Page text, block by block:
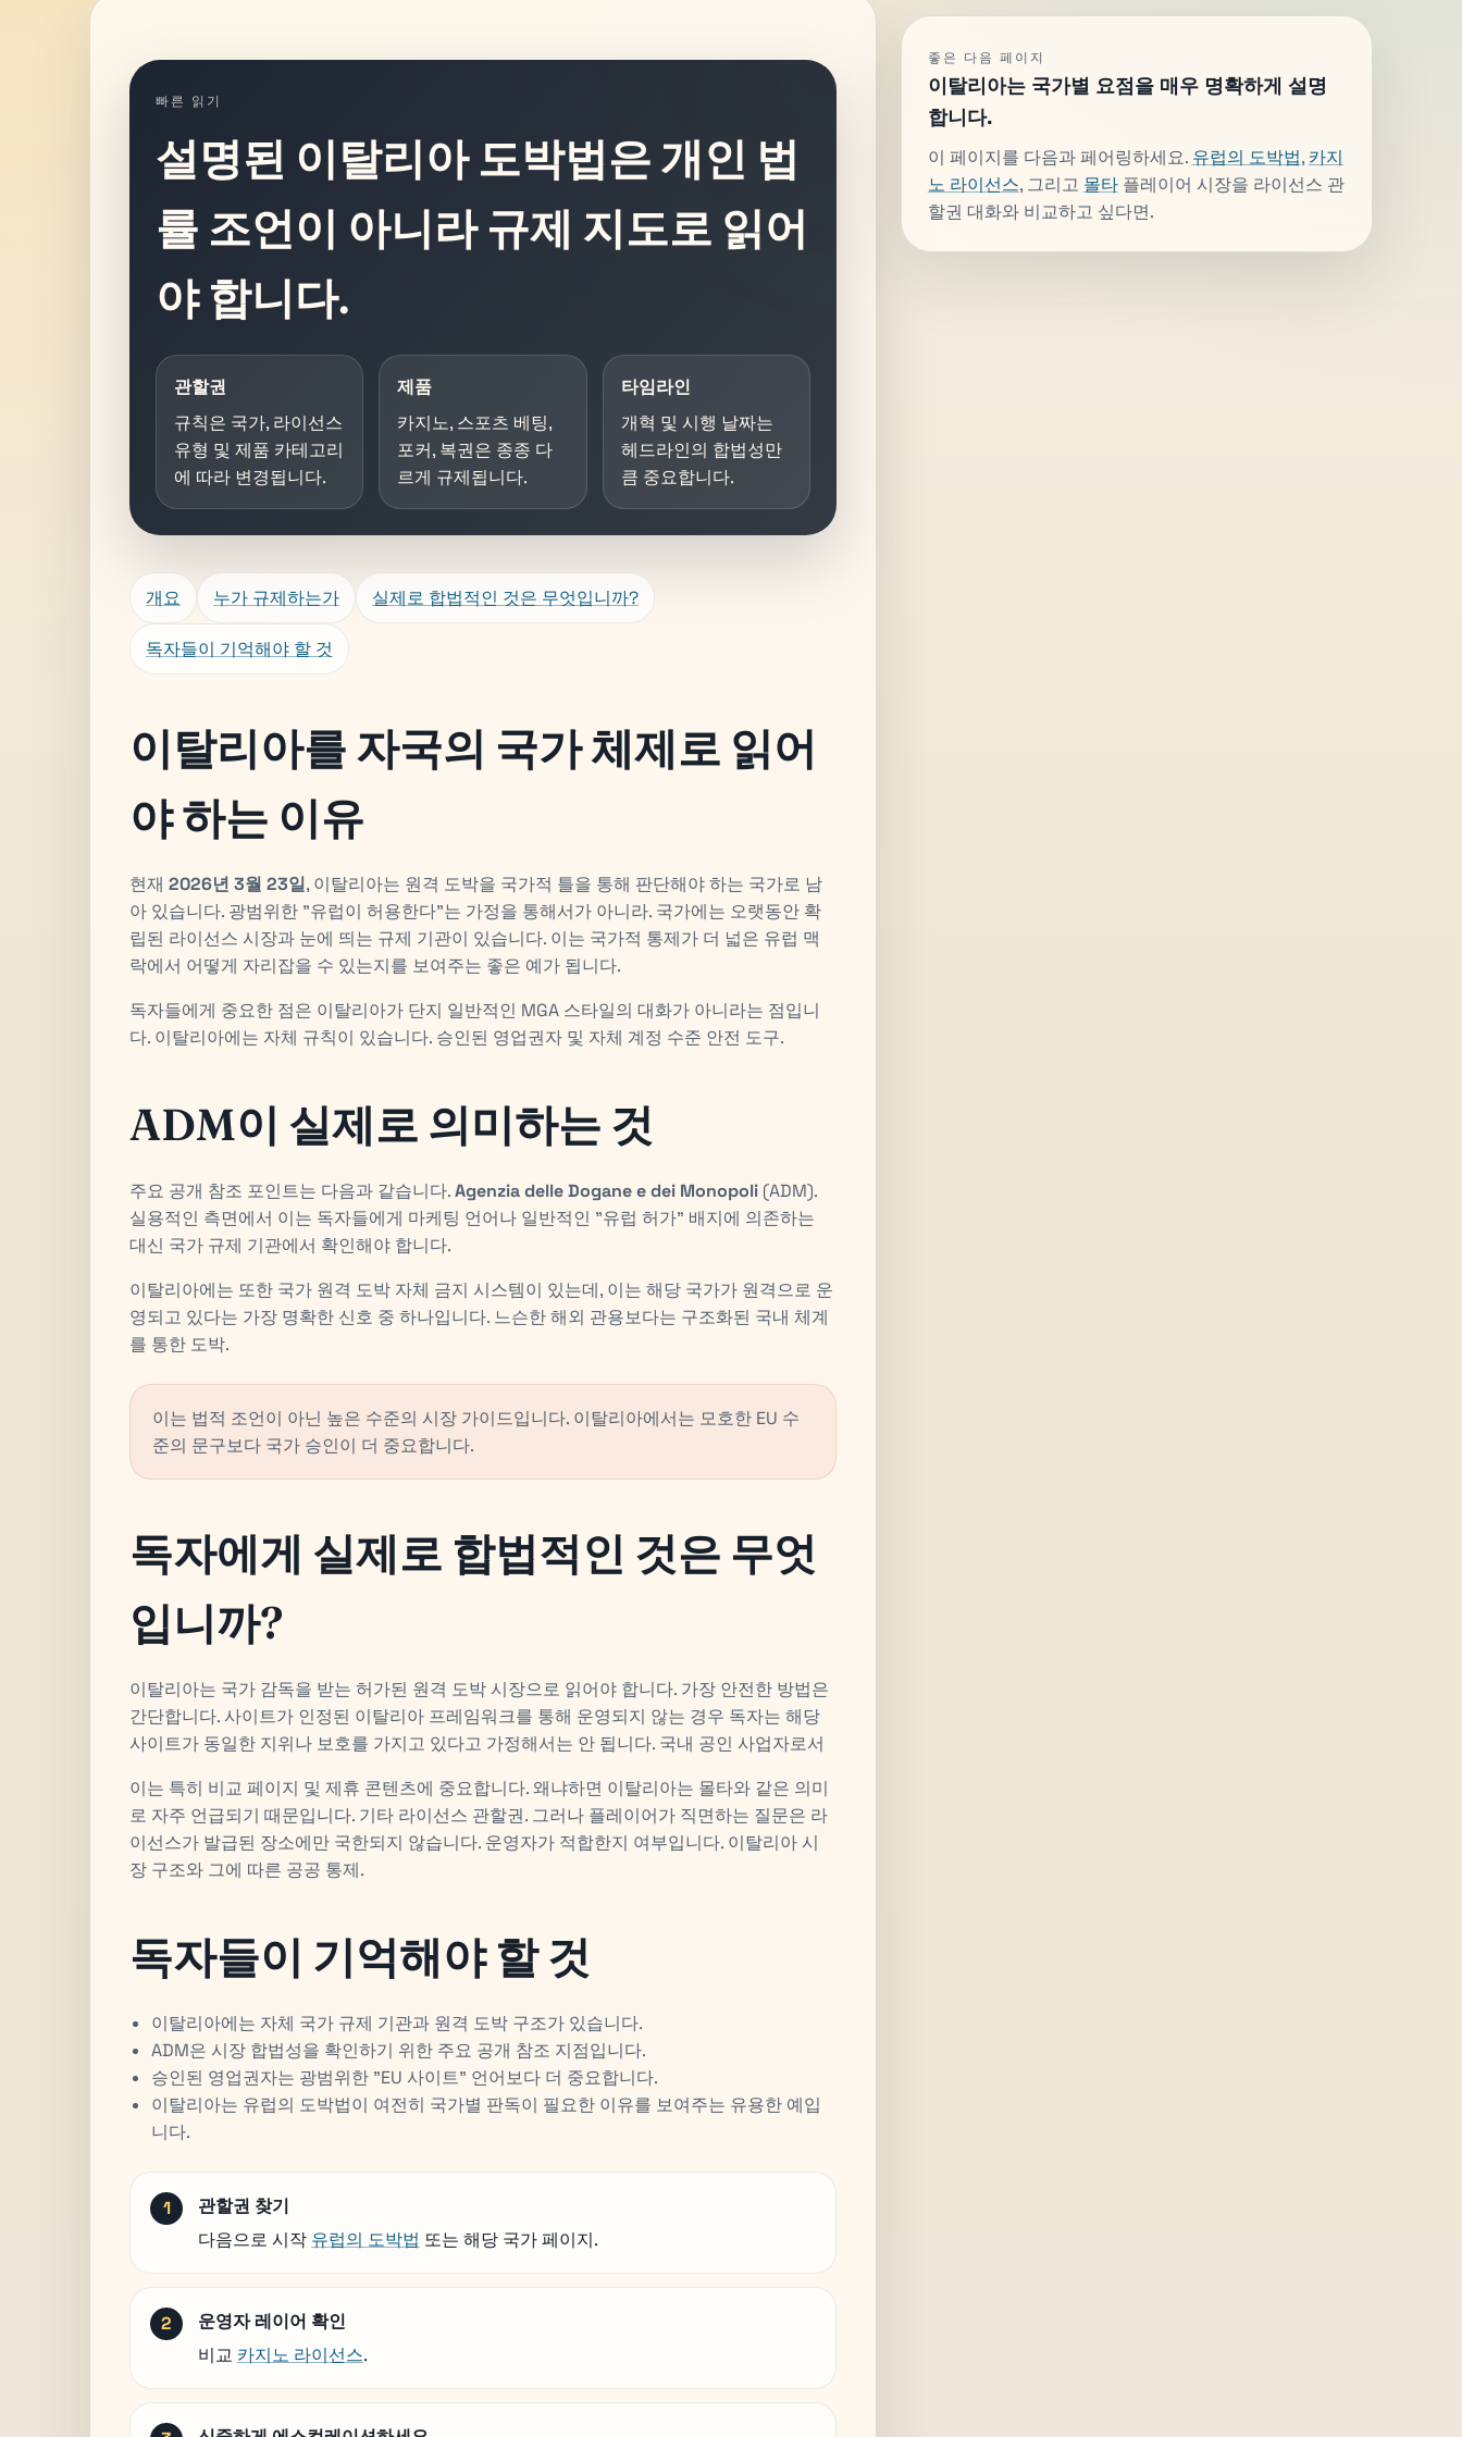
빠른 읽기
설명된 이탈리아 도박법은 개인 법
률 조언이 아니라 규제 지도로 읽어
야 합니다.
관할권
규칙은 국가, 라이선스
유형 및 제품 카테고리
에 따라 변경됩니다.
제품
카지노, 스포츠 베팅,
포커, 복권은 종종 다
르게 규제됩니다.
타임라인
개혁 및 시행 날짜는
헤드라인의 합법성만
큼 중요합니다.
개요 누가 규제하는가 실제로 합법적인 것은 무엇입니까?
독자들이 기억해야 할 것
이탈리아를 자국의 국가 체제로 읽어
야 하는 이유
현재 2026년 3월 23일, 이탈리아는 원격 도박을 국가적 틀을 통해 판단해야 하는 국가로 남
아 있습니다. 광범위한 "유럽이 허용한다"는 가정을 통해서가 아니라. 국가에는 오랫동안 확
립된 라이선스 시장과 눈에 띄는 규제 기관이 있습니다. 이는 국가적 통제가 더 넓은 유럽 맥
락에서 어떻게 자리잡을 수 있는지를 보여주는 좋은 예가 됩니다.
독자들에게 중요한 점은 이탈리아가 단지 일반적인 MGA 스타일의 대화가 아니라는 점입니
다. 이탈리아에는 자체 규칙이 있습니다. 승인된 영업권자 및 자체 계정 수준 안전 도구.
ADM이 실제로 의미하는 것
주요 공개 참조 포인트는 다음과 같습니다.Agenzia delle Dogane e dei Monopoli (ADM).
실용적인 측면에서 이는 독자들에게 마케팅 언어나 일반적인 "유럽 허가" 배지에 의존하는
대신 국가 규제 기관에서 확인해야 합니다.
이탈리아에는 또한 국가 원격 도박 자체 금지 시스템이 있는데, 이는 해당 국가가 원격으로 운
영되고 있다는 가장 명확한 신호 중 하나입니다. 느슨한 해외 관용보다는 구조화된 국내 체계
를 통한 도박.
이는 법적 조언이 아닌 높은 수준의 시장 가이드입니다. 이탈리아에서는 모호한 EU 수
준의 문구보다 국가 승인이 더 중요합니다.
독자에게 실제로 합법적인 것은 무엇
입니까?
이탈리아는 국가 감독을 받는 허가된 원격 도박 시장으로 읽어야 합니다. 가장 안전한 방법은
간단합니다. 사이트가 인정된 이탈리아 프레임워크를 통해 운영되지 않는 경우 독자는 해당
사이트가 동일한 지위나 보호를 가지고 있다고 가정해서는 안 됩니다. 국내 공인 사업자로서
이는 특히 비교 페이지 및 제휴 콘텐츠에 중요합니다. 왜냐하면 이탈리아는 몰타와 같은 의미
로 자주 언급되기 때문입니다. 기타 라이선스 관할권. 그러나 플레이어가 직면하는 질문은 라
이선스가 발급된 장소에만 국한되지 않습니다. 운영자가 적합한지 여부입니다. 이탈리아 시
장 구조와 그에 따른 공공 통제.
독자들이 기억해야 할 것
이탈리아에는 자체 국가 규제 기관과 원격 도박 구조가 있습니다.
ADM은 시장 합법성을 확인하기 위한 주요 공개 참조 지점입니다.
승인된 영업권자는 광범위한 "EU 사이트" 언어보다 더 중요합니다.
이탈리아는 유럽의 도박법이 여전히 국가별 판독이 필요한 이유를 보여주는 유용한 예입
니다.
관할권 찾기
다음으로 시작 유럽의 도박법 또는 해당 국가 페이지.
운영자 레이어 확인
비교 카지노 라이선스.
좋은 다음 페이지
이탈리아는 국가별 요점을 매우 명확하게 설명
합니다.
이 페이지를 다음과 페어링하세요. 유럽의 도박법, 카지
노 라이선스, 그리고 몰타플레이어 시장을 라이선스 관
할권 대화와 비교하고 싶다면.